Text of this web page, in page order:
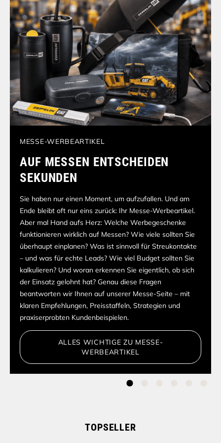
TOPSELLER
WEMBLEY XXL BECHER JETZT IN
IHREN FARBEN
Entdecken Sie unsere stylische Alternative zum kultigen
Stanley To Go Becher! Extrem robust und langlebig, aus
lebensmittelecht zertifiziertem Edelstahl überzeugt unser
Becher durch seine dicke, stoß- und kratzfeste
Pulverbeschichtung in modernem Design mit praktischem
wechselbaren, farbigen und rutschfesten Silikonboden.
Brandneu: Jetzt auch mit farbigem Digitaldruck und
individueller Namensgravur erhältlich! Direkt vom
Hersteller – kurze Lieferzeiten und kleine Mengen.
ZUM PRODUKT
TOPSELLER